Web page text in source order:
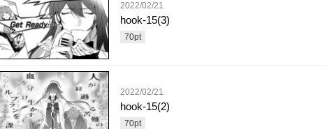
2022/02/21
hook-15(3)
70pt
2022/02/21
hook-15(2)
70pt